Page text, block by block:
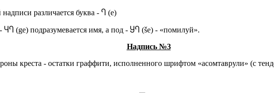
различается буква - Ⴄ (е)
(gе) подразумевается имя, а под - ႸႤ (še) - «помилуй».
Надпись №3
креста - остатки граффити, исполненного шрифтом «асомтаврули» (с